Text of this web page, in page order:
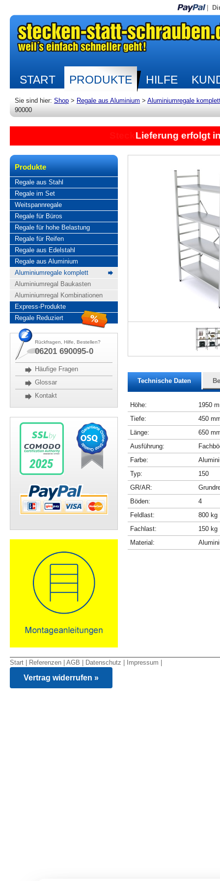
START PRODUKTE HILFE
Sie sind hier: Shop > Regale aus Aluminium > Aluminiumregale
90000
Lieferung erfolgt
Produkte
Regale aus Stahl
Regale im Set
Weitspannregale
Regale für Büros
Regale für hohe Belastung
Regale für Reifen
Regale aus Edelstahl
Regale aus Aluminium
Aluminiumregale komplett
Aluminiumregal Baukasten
Aluminiumregal Kombinationen
Express-Produkte
Regale Reduziert
Rückfragen, Hilfe, Bestellen?
06201 690095-0
Häufige Fragen
Glossar
Kontakt
Technische Daten
Höhe:
1950
Tiefe:
450
Länge:
650
Ausführung:
Farbe:
Typ:
150
GR/AR:
Böden:
4
Feldlast:
800 kg
Fachlast:
150 kg
Material:
Start Referenzen AGB Datenschutz Impressum
Vertrag widerrufen »